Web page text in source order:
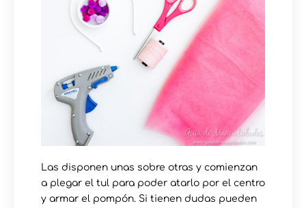
Las disponen unas sobre otras y comienzan
a plegar el tul para poder atarlo por el centro
y armar el pompón. Si tienen dudas pueden